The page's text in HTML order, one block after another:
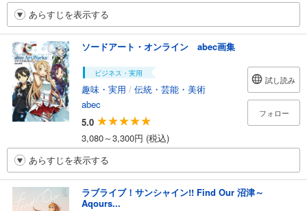
あらすじを表示する
ソードアート・オンライン abec画集
ビジネス・実用
趣味・実用 / 伝統・芸能・美術
abec
5.0
3,080～3,300円 (税込)
試し読み
フォロー
あらすじを表示する
ラブライブ！サンシャイン!! Find Our 沼津～
Aqours...